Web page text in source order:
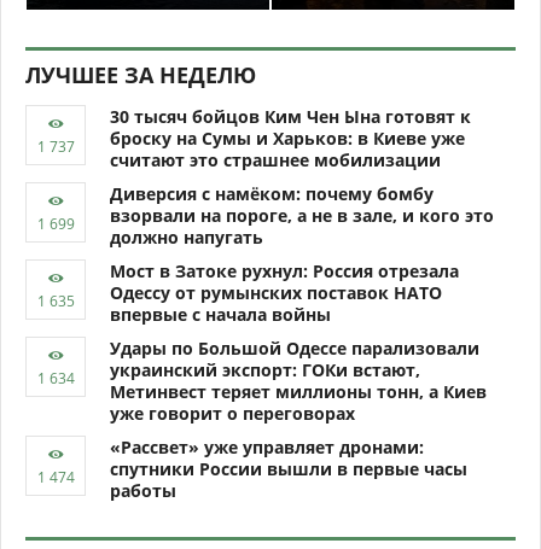
ЛУЧШЕЕ ЗА НЕДЕЛЮ
30 тысяч бойцов Ким Чен Ына готовят к
броску на Сумы и Харьков: в Киеве уже
считают это страшнее мобилизации
Диверсия с намёком: почему бомбу
взорвали на пороге, а не в зале, и кого это
должно напугать
Мост в Затоке рухнул: Россия отрезала
Одессу от румынских поставок НАТО
впервые с начала войны
Удары по Большой Одессе парализовали
украинский экспорт: ГОКи встают,
Метинвест теряет миллионы тонн, а Киев
уже говорит о переговорах
«Рассвет» уже управляет дронами:
спутники России вышли в первые часы
работы